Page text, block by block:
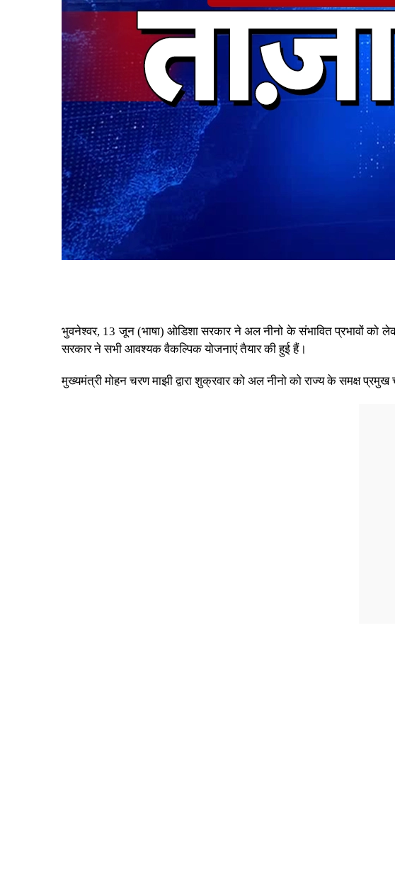
भुवनेश्वर, 13 जून (भाषा) ओडिशा सरकार ने अल नीनो के संभावित प्रभावों को
सरकार ने सभी आवश्यक वैकल्पिक योजनाएं तैयार की हुई हैं।
मुख्यमंत्री मोहन चरण माझी द्वारा शुक्रवार को अल नीनो को राज्य के समक्ष